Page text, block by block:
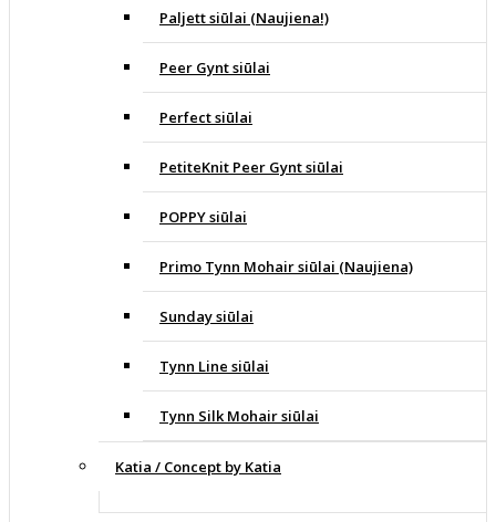
Paljett siūlai (Naujiena!)
Peer Gynt siūlai
Perfect siūlai
PetiteKnit Peer Gynt siūlai
POPPY siūlai
Primo Tynn Mohair siūlai (Naujiena)
Sunday siūlai
Tynn Line siūlai
Tynn Silk Mohair siūlai
Katia / Concept by Katia